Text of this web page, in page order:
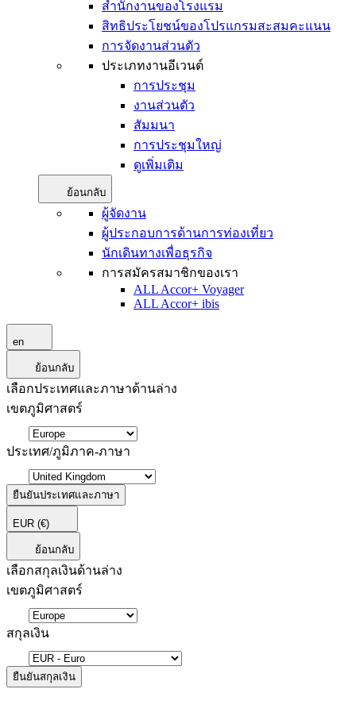
สำนักงานของโรงแรม
สิทธิประโยชน์ของโปรแกรมสะสมคะแนน
การจัดงานส่วนตัว
ประเภทงานอีเวนต์
การประชุม
งานส่วนตัว
สัมมนา
การประชุมใหญ่
ดูเพิ่มเติม
ย้อนกลับ
ผู้จัดงาน
ผู้ประกอบการด้านการท่องเที่ยว
นักเดินทางเพื่อธุรกิจ
การสมัครสมาชิกของเรา
ALL Accor+ Voyager
ALL Accor+ ibis
en
ย้อนกลับ
เลือกประเทศและภาษาด้านล่าง
เขตภูมิศาสตร์
ประเทศ/ภูมิภาค-ภาษา
ยืนยันประเทศและภาษา
EUR (€)
ย้อนกลับ
เลือกสกุลเงินด้านล่าง
เขตภูมิศาสตร์
สกุลเงิน
ยืนยันสกุลเงิน